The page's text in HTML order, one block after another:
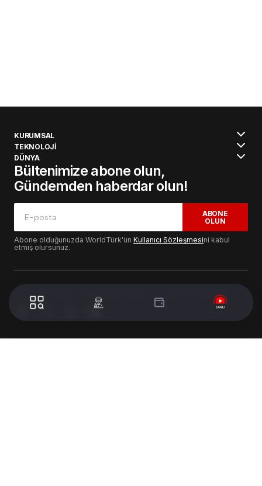
KURUMSAL
TEKNOLOJİ
DÜNYA
Bültenimize abone olun,
Gündemden haberdar olun!
ABONE
OLUN
Abone olduğunuzda WorldTürk'ün Kullanıcı Sözleşmesini kabul
etmiş olursunuz.
© 2024 WorldTurk. Tüm Hakları Saklıdır. - Tasarım & Geliştirme :
Volion's